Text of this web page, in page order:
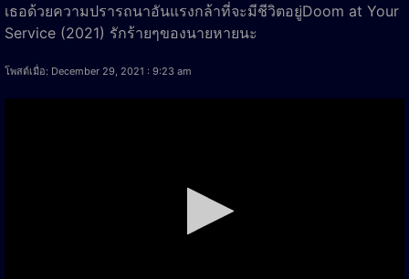
เธอด้วยความปรารถนาอันแรงกล้าที่จะมีชีวิตอยู่Doom at Your
Service (2021) รักร้ายๆของนายหายนะ
โพสต์เมื่อ: December 29, 2021 : 9:23 am